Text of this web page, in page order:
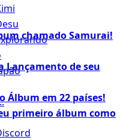
chamado Samurai!
Lançamento de seu
Álbum em 22 países!
primeiro álbum como